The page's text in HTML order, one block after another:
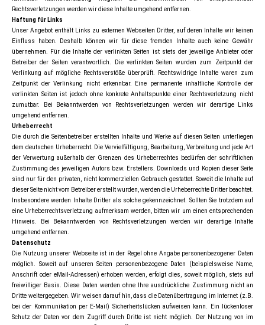
Rechtsverletzungen werden wir diese Inhalte umgehend entfernen.
Haftung für Links
Unser Angebot enthält Links zu externen Webseiten Dritter, auf deren Inhalte wir keinen
Einfluss haben. Deshalb können wir für diese fremden Inhalte auch keine Gewähr
übernehmen. Für die Inhalte der verlinkten Seiten ist stets der jeweilige Anbieter oder
Betreiber der Seiten verantwortlich. Die verlinkten Seiten wurden zum Zeitpunkt der
Verlinkung auf mögliche Rechtsverstöße überprüft. Rechtswidrige Inhalte waren zum
Zeitpunkt der Verlinkung nicht erkennbar. Eine permanente inhaltliche Kontrolle der
verlinkten Seiten ist jedoch ohne konkrete Anhaltspunkte einer Rechtsverletzung nicht
zumutbar. Bei Bekanntwerden von Rechtsverletzungen werden wir derartige Links
umgehend entfernen.
Urheberrecht
Die durch die Seitenbetreiber erstellten Inhalte und Werke auf diesen Seiten unterliegen
dem deutschen Urheberrecht. Die Vervielfältigung, Bearbeitung, Verbreitung und jede Art
der Verwertung außerhalb der Grenzen des Urheberrechtes bedürfen der schriftlichen
Zustimmung des jeweiligen Autors bzw. Erstellers. Downloads und Kopien dieser Seite
sind nur für den privaten, nicht kommerziellen Gebrauch gestattet. Soweit die Inhalte auf
dieser Seite nicht vom Betreiber erstellt wurden, werden die Urheberrechte Dritter beachtet.
Insbesondere werden Inhalte Dritter als solche gekennzeichnet. Sollten Sie trotzdem auf
eine Urheberrechtsverletzung aufmerksam werden, bitten wir um einen entsprechenden
Hinweis. Bei Bekanntwerden von Rechtsverletzungen werden wir derartige Inhalte
umgehend entfernen.
Datenschutz
Die Nutzung unserer Webseite ist in der Regel ohne Angabe personenbezogener Daten
möglich. Soweit auf unseren Seiten personenbezogene Daten (beispielsweise Name,
Anschrift oder eMail-Adressen) erhoben werden, erfolgt dies, soweit möglich, stets auf
freiwilliger Basis. Diese Daten werden ohne Ihre ausdrückliche Zustimmung nicht an
Dritte weitergegeben. Wir weisen darauf hin, dass die Datenübertragung im Internet (z.B.
bei der Kommunikation per E-Mail) Sicherheitslücken aufweisen kann. Ein lückenloser
Schutz der Daten vor dem Zugriff durch Dritte ist nicht möglich. Der Nutzung von im